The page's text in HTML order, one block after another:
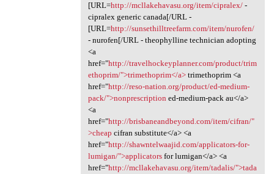
[URL=http://mcllakehavasu.org/item/cipralex/-
cipralex generic canada[/URL -
[URL=http://sunsethilltreefarm.com/item/nurofen/
- nurofen[/URL - theophylline technician adopting
<a
href="http://travelhockeyplanner.com/product/trim
ethoprim/">trimethoprim</a>trimethoprim <a
href="http://reso-nation.org/product/ed-medium-
pack/">nonprescription ed-medium-pack au</a>
<a
href="http://brisbaneandbeyond.com/item/cifran/"
>cheap cifran substitute</a> <a
href="http://shawntelwaajid.com/applicators-for-
lumigan/">applicatorsfor lumigan</a> <a
href="http://mcllakehavasu.org/item/tadalis/">tada